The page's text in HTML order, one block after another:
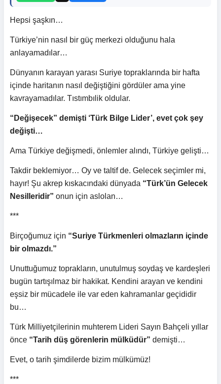
Hepsi şaşkın…
Türkiye’nin nasıl bir güç merkezi olduğunu hala
anlayamadılar…
Dünyanın karayan yarası Suriye topraklarında bir hafta
içinde haritanın nasıl değiştiğini gördüler ama yine
kavrayamadılar. Tıstımbılik oldular.
“Değişecek” demişti ‘Türk Bilge Lider’, evet çok şey
değişti…
Ama Türkiye değişmedi, önlemler alındı, Türkiye gelişti…
Takdir beklemiyor… Oy ve taltif de. Gelecek seçimler mi,
hayır! Şu akrep kıskacındaki dünyada “Türk’ün Gelecek
Nesilleridir” onun için aslolan…
***
Birçoğumuz için “Suriye Türkmenleri olmazların içinde
bir olmazdı.”
Unuttuğumuz toprakların, unutulmuş soydaş ve kardeşleri
bugün tartışılmaz bir hakikat. Kendini arayan ve kendini
eşsiz bir mücadele ile var eden kahramanlar geçididir
bu…
Türk Milliyetçilerinin muhterem Lideri Sayın Bahçeli yıllar
önce “Tarih düş görenlerin mülküdür” demişti…
Evet, o tarih şimdilerde bizim mülkümüz!
***